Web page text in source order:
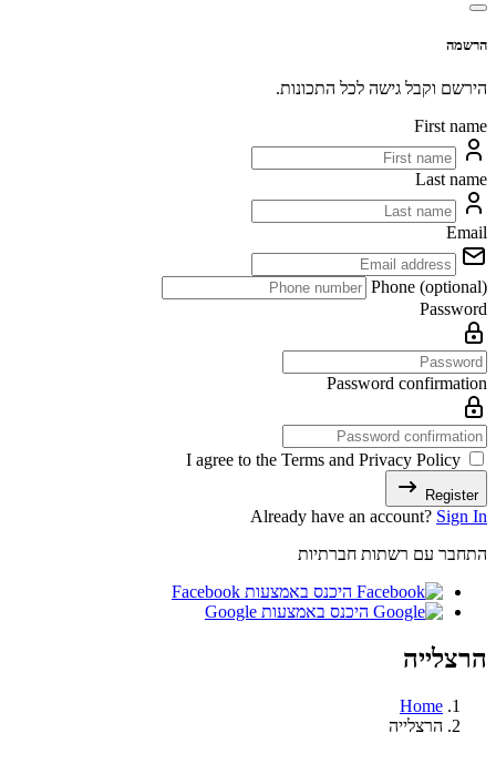
הרשמה
הירשם וקבל גישה לכל התכונות.
First name
Last name
Email
Phone (optional)
Password
Password confirmation
I agree to the Terms and Privacy Policy
Register
Already have an account? Sign In
התחבר עם רשתות חברתיות
היכנס באמצעות Facebook
היכנס באמצעות Google
הרצלייה
Home
הרצלייה